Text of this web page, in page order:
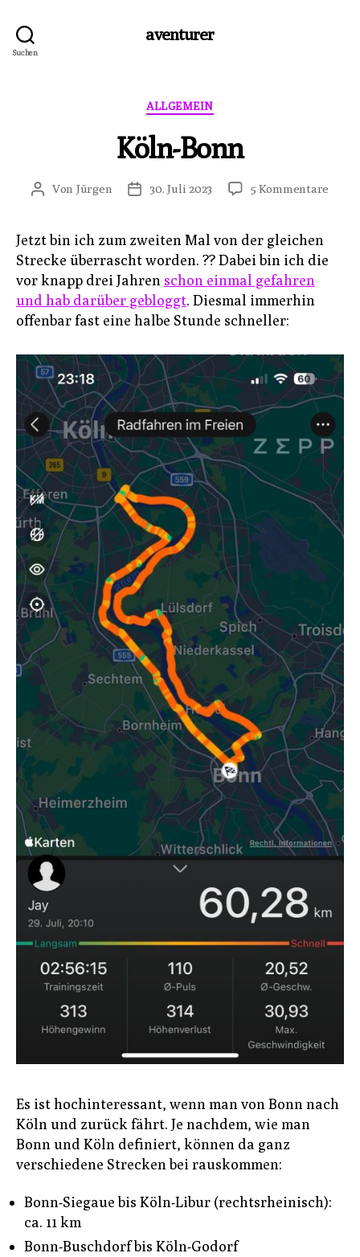
Suchen
aventurer
Kategorien
ALLGEMEIN
Köln-Bonn
Beitragsautor
Von Jürgen Veröffentlichungsdatum
30. Juli 2023 5 Kommentare
Jetzt bin ich zum zweiten Mal von der gleichen
Strecke überrascht worden. ?? Dabei bin ich die
vor knapp drei Jahren schon einmal gefahren
und hab darüber gebloggt. Diesmal immerhin
offenbar fast eine halbe Stunde schneller:
Es ist hochinteressant, wenn man von Bonn nach
Köln und zurück fährt. Je nachdem, wie man
Bonn und Köln definiert, können da ganz
verschiedene Strecken bei rauskommen:
Bonn-Siegaue bis Köln-Libur (rechtsrheinisch):
ca. 11 km
Bonn-Buschdorf bis Köln-Godorf